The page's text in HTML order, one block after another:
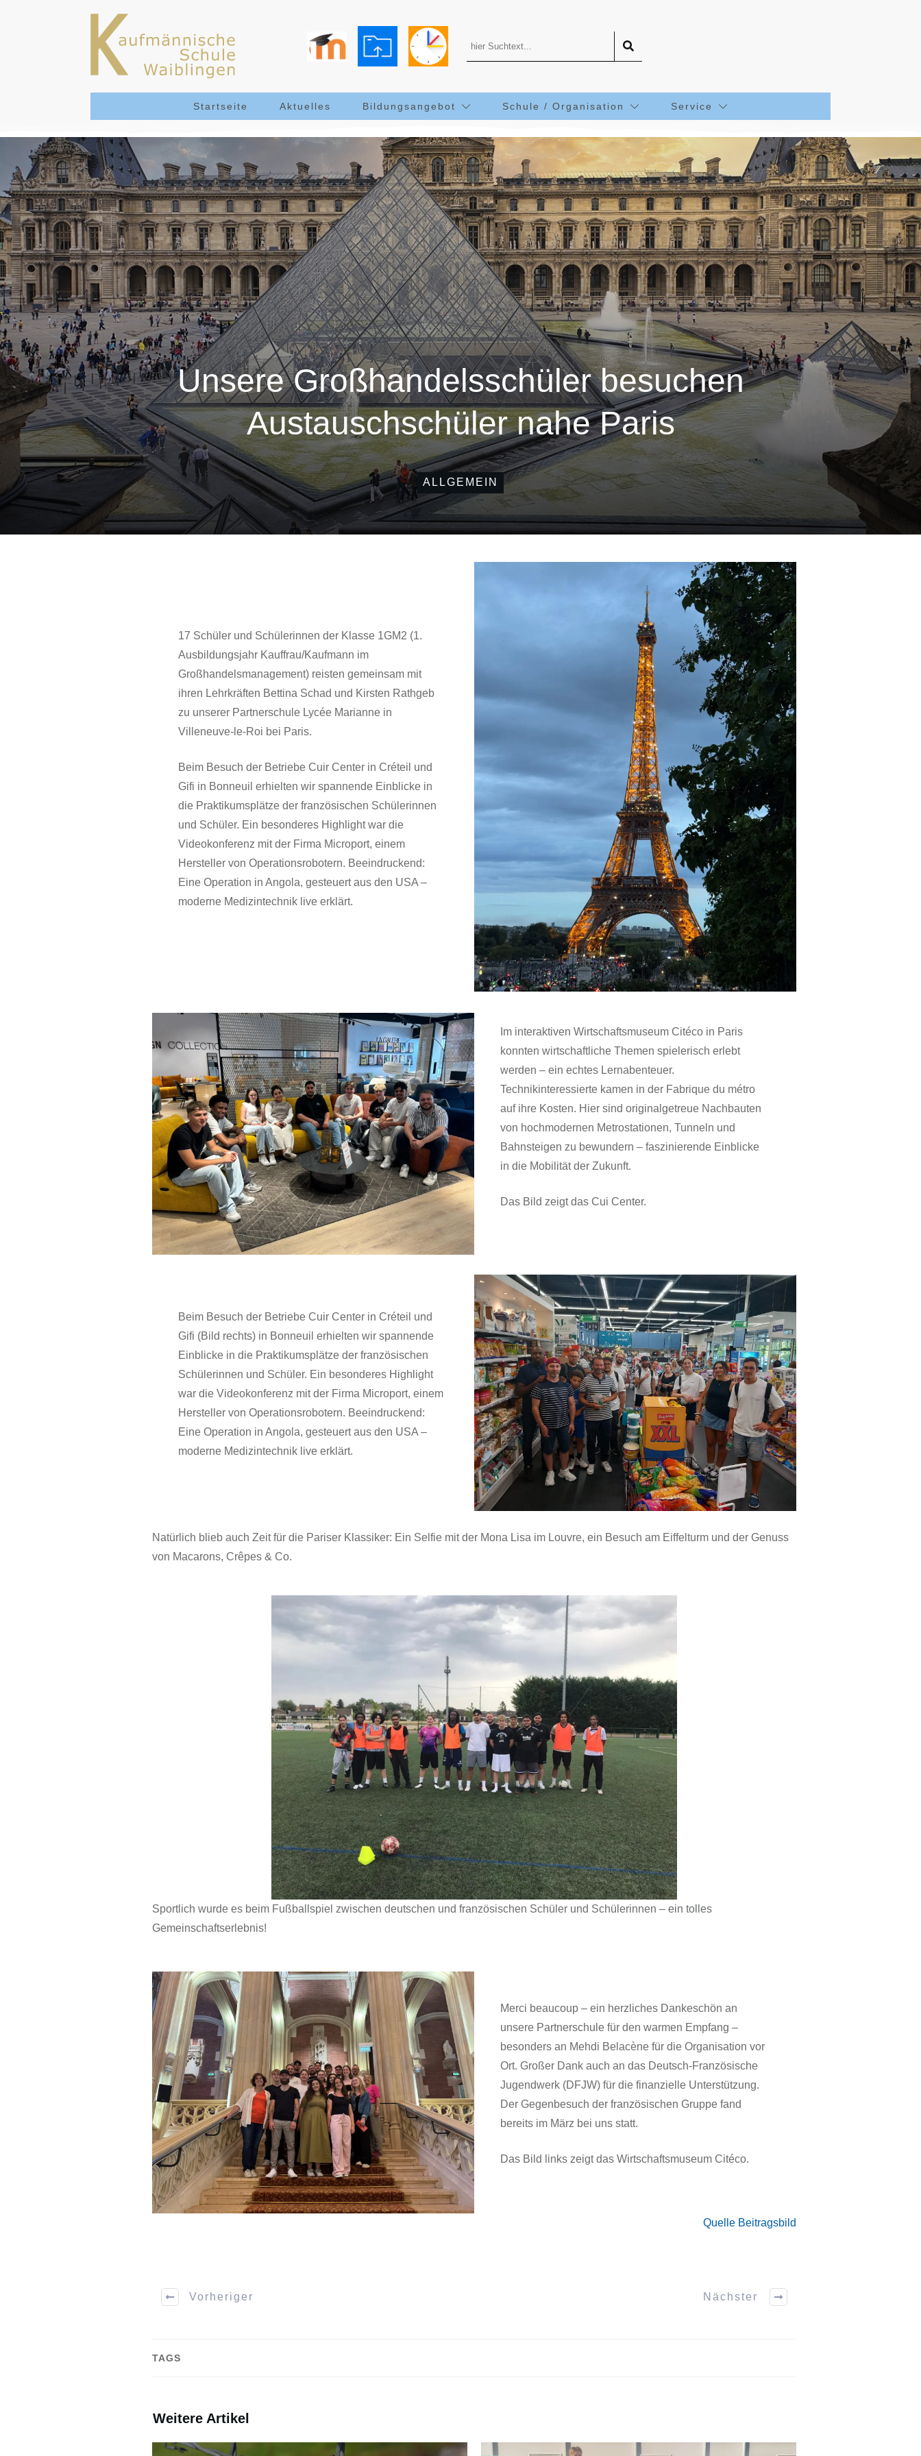
Startseite Aktuelles Bildungsangebot Schule / Organisation Service
Unsere Großhandelsschüler besuchen
Austauschschüler nahe Paris
ALLGEMEIN
17 Schüler und Schülerinnen der Klasse 1GM2 (1.
Ausbildungsjahr Kauffrau/Kaufmann im
Großhandelsmanagement) reisten gemeinsam mit
ihren Lehrkräften Bettina Schad und Kirsten Rathgeb
zu unserer Partnerschule Lycée Marianne in
Villeneuve-le-Roi bei Paris.
Beim Besuch der Betriebe Cuir Center in Créteil und
Gifi in Bonneuil erhielten wir spannende Einblicke in
die Praktikumsplätze der französischen Schülerinnen
und Schüler. Ein besonderes Highlight war die
Videokonferenz mit der Firma Microport, einem
Hersteller von Operationsrobotern. Beeindruckend:
Eine Operation in Angola, gesteuert aus den USA –
moderne Medizintechnik live erklärt.
Im interaktiven Wirtschaftsmuseum Citéco in Paris
konnten wirtschaftliche Themen spielerisch erlebt
werden – ein echtes Lernabenteuer.
Technikinteressierte kamen in der Fabrique du métro
auf ihre Kosten. Hier sind originalgetreue Nachbauten
von hochmodernen Metrostationen, Tunneln und
Bahnsteigen zu bewundern – faszinierende Einblicke
in die Mobilität der Zukunft.
Das Bild zeigt das Cui Center.
Beim Besuch der Betriebe Cuir Center in Créteil und
Gifi (Bild rechts) in Bonneuil erhielten wir spannende
Einblicke in die Praktikumsplätze der französischen
Schülerinnen und Schüler. Ein besonderes Highlight
war die Videokonferenz mit der Firma Microport, einem
Hersteller von Operationsrobotern. Beeindruckend:
Eine Operation in Angola, gesteuert aus den USA –
moderne Medizintechnik live erklärt.
Natürlich blieb auch Zeit für die Pariser Klassiker: Ein Selfie mit der Mona Lisa im Louvre, ein Besuch am Eiffelturm und der Genuss
von Macarons, Crêpes & Co.
Sportlich wurde es beim Fußballspiel zwischen deutschen und französischen Schüler und Schülerinnen – ein tolles
Gemeinschaftserlebnis!
Merci beaucoup – ein herzliches Dankeschön an
unsere Partnerschule für den warmen Empfang –
besonders an Mehdi Belacène für die Organisation vor
Ort. Großer Dank auch an das Deutsch-Französische
Jugendwerk (DFJW) für die finanzielle Unterstützung.
Der Gegenbesuch der französischen Gruppe fand
bereits im März bei uns statt.
Das Bild links zeigt das Wirtschaftsmuseum Citéco.
Quelle Beitragsbild
Vorheriger Nächster
TAGS
Weitere Artikel